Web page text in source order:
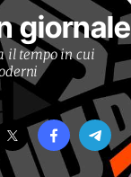
giornale
il tempo in cui